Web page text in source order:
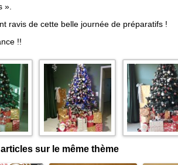
».
ravis de cette belle journée de préparatifs !
!!
sur le même thème